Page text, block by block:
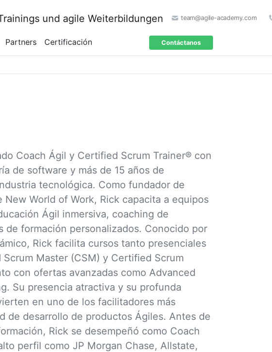
team@agile-academy.com
Partners Certificación Contáctanos
Coach Ágil y Certified Scrum Trainer® con
de software y más de 15 años de
tecnológica. Como fundador de
New World of Work, Rick capacita a equipos
Ágil inmersiva, coaching de
de formación personalizados. Conocido por
Rick facilita cursos tanto presenciales
Master (CSM) y Certified Scrum
con ofertas avanzadas como Advanced
Su presencia atractiva y su profunda
en uno de los facilitadores más
de desarrollo de productos Ágiles. Antes de
Rick se desempeñó como Coach
perfil como JP Morgan Chase, Allstate,